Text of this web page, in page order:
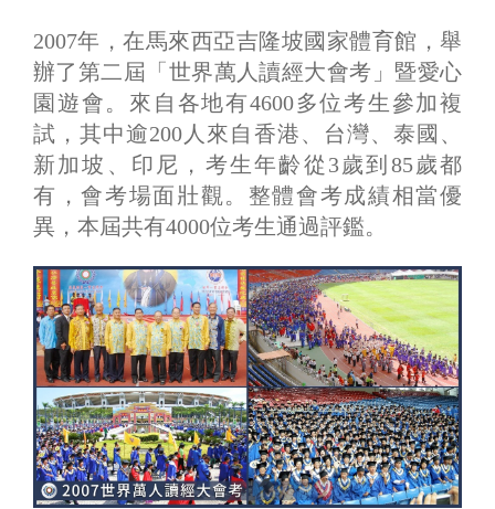
2007年，在馬來西亞吉隆坡國家體育館，舉
辦了第二屆「世界萬人讀經大會考」暨愛心
園遊會。來自各地有4600多位考生參加複
試，其中逾200人來自香港、台灣、泰國、
新加坡、印尼，考生年齡從3歲到85歲都
有，會考場面壯觀。整體會考成績相當優
異，本屆共有4000位考生通過評鑑。